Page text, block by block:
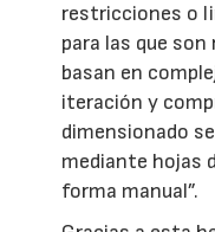
restricciones o
para las que
basan en
iteración y
dimensionado
mediante hojas
forma manual”.